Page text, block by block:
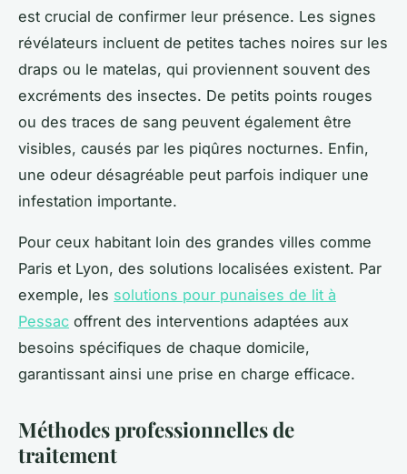
est crucial de confirmer leur présence. Les signes
révélateurs incluent de petites taches noires sur les
draps ou le matelas, qui proviennent souvent des
excréments des insectes. De petits points rouges
ou des traces de sang peuvent également être
visibles, causés par les piqûres nocturnes. Enfin,
une odeur désagréable peut parfois indiquer une
infestation importante.
Pour ceux habitant loin des grandes villes comme
Paris et Lyon, des solutions localisées existent. Par
exemple, les solutions pour punaises de lit à
Pessac offrent des interventions adaptées aux
besoins spécifiques de chaque domicile,
garantissant ainsi une prise en charge efficace.
Méthodes professionnelles de
traitement